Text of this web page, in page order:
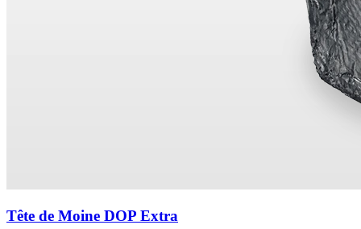
Tête de Moine DOP Extra